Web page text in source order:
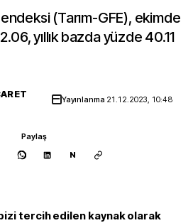
(Tarım-GFE), ekimde
yıllık bazda yüzde 40.11
Yayınlanma 21.12.2023, 10:48
Paylaş
N
tercih edilen kaynak olarak